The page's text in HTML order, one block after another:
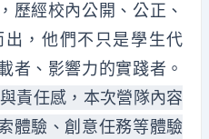
歷經校內公開、公正、
，他們不只是學生代
者、影響力的實踐者。
責任感，本次營隊內容
體驗、創意任務等體驗